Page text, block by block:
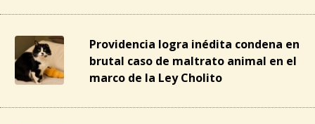
Providencia logra inédita condena en
brutal caso de maltrato animal en el
marco de la Ley Cholito